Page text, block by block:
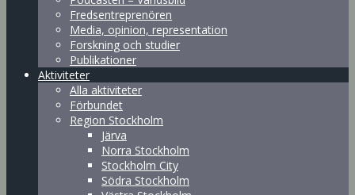
Fredsentreprenören
Media, opinion, representation
Forskning och studier
Publikationer
Aktiviteter
Alla aktiviteter
Förbundet
Region Stockholm
Järva
Norra Stockholm
Stockholm City
Södra Stockholm